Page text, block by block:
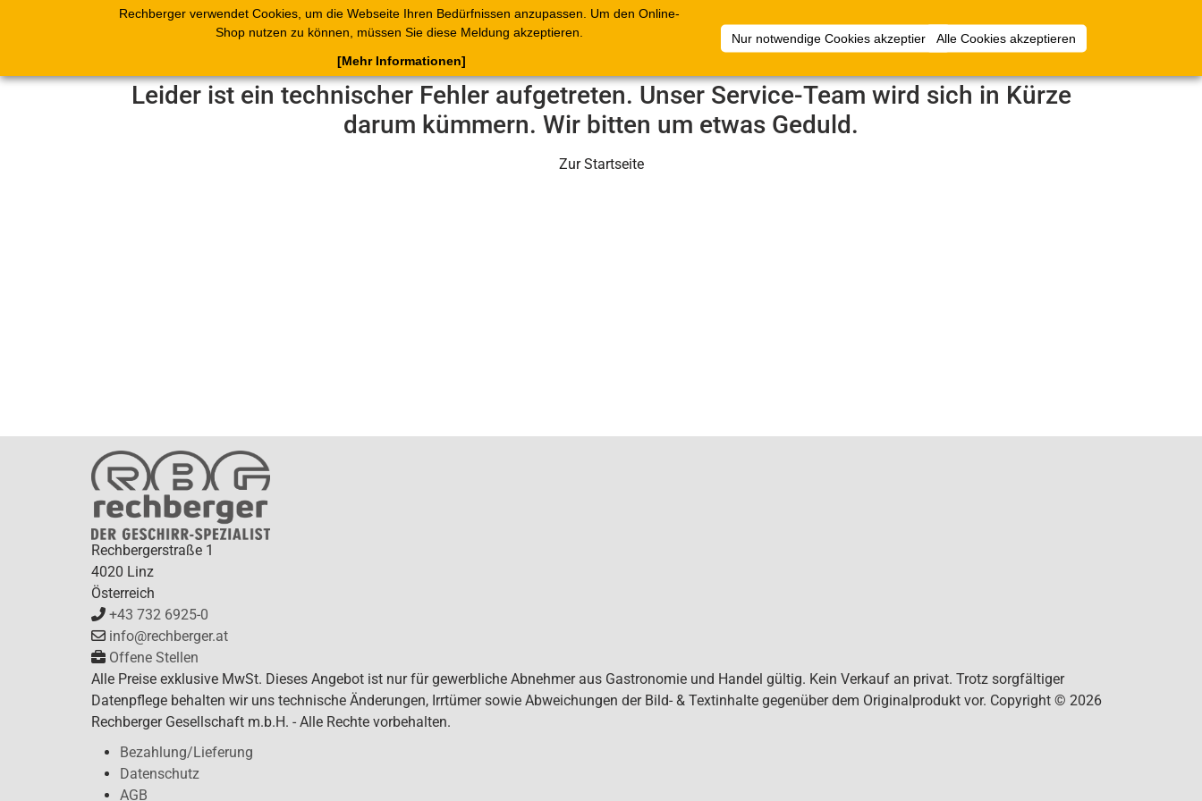
Rechberger verwendet Cookies, um die Webseite Ihren Bedürfnissen anzupassen. Um den Online-
Shop nutzen zu können, müssen Sie diese Meldung akzeptieren.
Nur notwendige Cookies akzeptierenAlle Cookies akzeptieren
[Mehr Informationen]
Shop Blätterkataloge Warenkorb Belege Artikelsammlungen Anmelden
Leider ist ein technischer Fehler aufgetreten. Unser Service-Team wird sich in Kürze
darum kümmern. Wir bitten um etwas Geduld.
Zur Startseite
Rechbergerstraße 1
4020 Linz
Österreich
+43 732 6925-0
info@rechberger.at
Offene Stellen
Alle Preise exklusive MwSt. Dieses Angebot ist nur für gewerbliche Abnehmer aus Gastronomie und Handel gültig. Kein Verkauf an privat. Trotz sorgfältiger
Datenpflege behalten wir uns technische Änderungen, Irrtümer sowie Abweichungen der Bild- & Textinhalte gegenüber dem Originalprodukt vor. Copyright © 2026
Rechberger Gesellschaft m.b.H. - Alle Rechte vorbehalten.
Bezahlung/Lieferung
Datenschutz
AGB